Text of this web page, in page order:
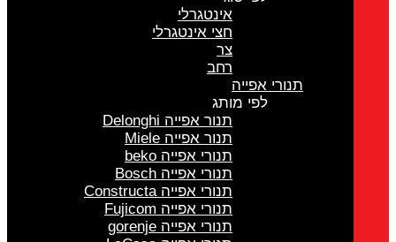
אינטגרלי
חצי אינטגרלי
צר
רחב
תנורי אפייה
לפי מותג
תנור אפייה Delonghi
תנור אפייה Miele
תנורי אפייה beko
תנורי אפייה Bosch
תנורי אפייה Constructa
תנורי אפייה Fujicom
תנורי אפייה gorenje